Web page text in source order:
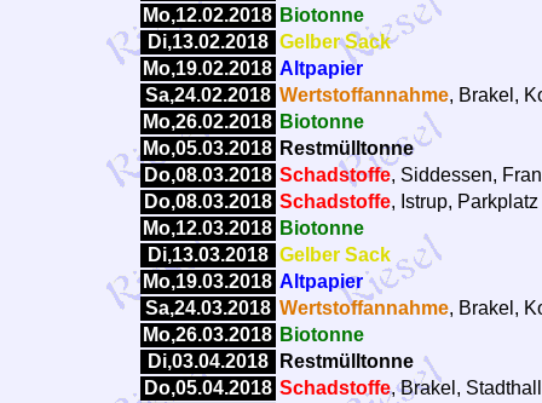
Mo,12.02.2018 Biotonne
Di,13.02.2018 Gelber Sack
Mo,19.02.2018 Altpapier
Sa,24.02.2018 Wertstoffannahme, Brakel,
Mo,26.02.2018 Biotonne
Mo,05.03.2018 Restmülltonne
Do,08.03.2018 Schadstoffe, Siddessen,
Do,08.03.2018 Schadstoffe, Istrup,
Mo,12.03.2018 Biotonne
Di,13.03.2018 Gelber Sack
Mo,19.03.2018 Altpapier
Sa,24.03.2018 Wertstoffannahme, Brakel,
Mo,26.03.2018 Biotonne
Di,03.04.2018
Restmülltonne
Do,05.04.2018 Schadstoffe, Brakel,